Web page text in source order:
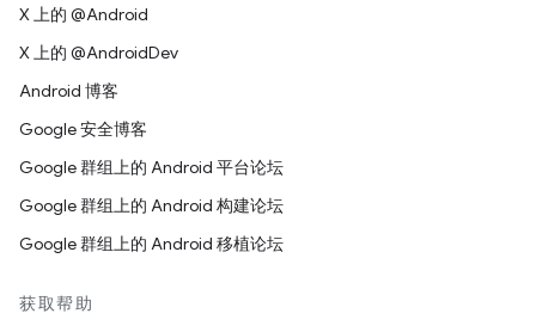
X 上的 @Android
X 上的 @AndroidDev
Android 博客
Google 安全博客
Google 群组上的 Android 平台论坛
Google 群组上的 Android 构建论坛
Google 群组上的 Android 移植论坛
获取帮助